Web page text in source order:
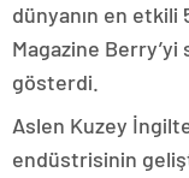
dünyanın en etkili
Magazine
gösterdi.
Aslen Kuzey
endüstrisinin